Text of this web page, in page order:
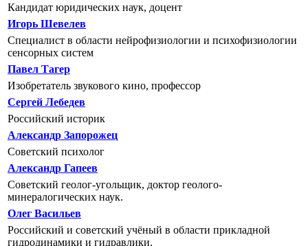
Кандидат юридических наук, доцент
Игорь Шевелев
Специалист в области нейрофизиологии и психофизиологии
сенсорных систем
Павел Тагер
Изобретатель звукового кино, профессор
Сергей Лебедев
Российский историк
Александр Запорожец
Советский психолог
Александр Гапеев
Советский геолог-угольщик, доктор геолого-
минералогических наук.
Олег Васильев
Российский и советский учёный в области прикладной
гидродинамики и гидравлики.